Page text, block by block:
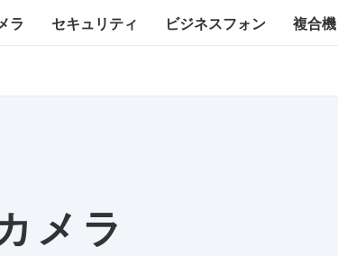
ラ セキュリティ ビジネスフォン 複合機
メラ